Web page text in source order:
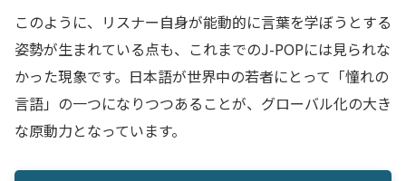
このように、リスナー自身が能動的に言葉を学ぼうとする
姿勢が生まれている点も、これまでのJ-POPには見られな
かった現象です。日本語が世界中の若者にとって「憧れの
言語」の一つになりつつあることが、グローバル化の大き
な原動力となっています。